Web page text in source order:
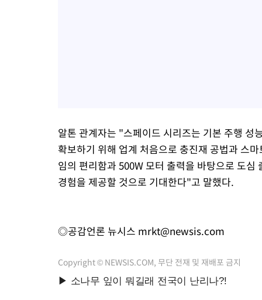
알톤 관계자는 "스페이드 시리즈는 기본 주행 성
확보하기 위해 업계 처음으로 충진재 공법과 스
임의 편리함과 500W 모터 출력을 바탕으로 도
경험을 제공할 것으로 기대한다"고 말했다.
◎공감언론 뉴시스 mrkt@newsis.com
Copyright © NEWSIS.COM, 무단 전재 및 재배포 금지